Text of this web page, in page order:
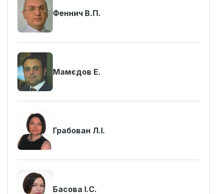
Феннич В.П.
Мамєдов Е.
Грабован Л.І.
Басова І.С.